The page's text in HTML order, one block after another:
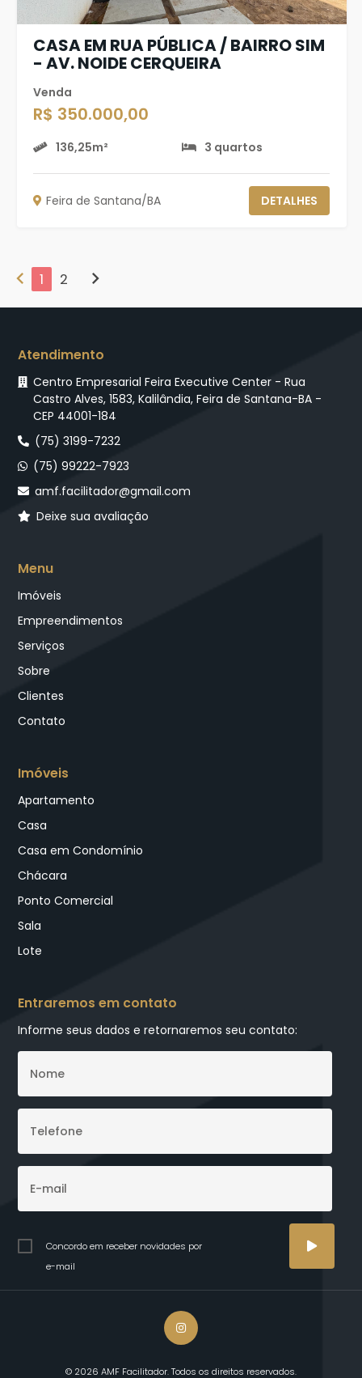
CASA EM RUA PÚBLICA / BAIRRO SIM
- AV. NOIDE CERQUEIRA
Venda
R$ 350.000,00
136,25m² 3 quartos
Feira de Santana/BA DETALHES
chevron_left 1 2 chevron_right
Atendimento
Centro Empresarial Feira Executive Center - Rua
Castro Alves, 1583, Kalilândia, Feira de Santana-BA -
CEP 44001-184
(75) 3199-7232
(75) 99222-7923
amf.facilitador@gmail.com
Deixe sua avaliação
Menu
Imóveis
Empreendimentos
Serviços
Sobre
Clientes
Contato
Imóveis
Apartamento
Casa
Casa em Condomínio
Chácara
Ponto Comercial
Sala
Lote
Entraremos em contato
Informe seus dados e retornaremos seu contato:
Concordo em receber novidades por
e-mail
© 2026 AMF Facilitador. Todos os direitos reservados.